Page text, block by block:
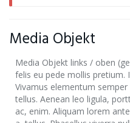
Media Objekt
Media Objekt links / oben
felis eu pede mollis pretium.
Vivamus elementum
tellus. Aenean leo ligula,
ac, enim. Aliquam lorem